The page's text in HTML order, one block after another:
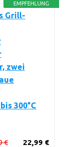
EMPFEHLUNG
Grill-
zwei
300°C
22,99 €
€